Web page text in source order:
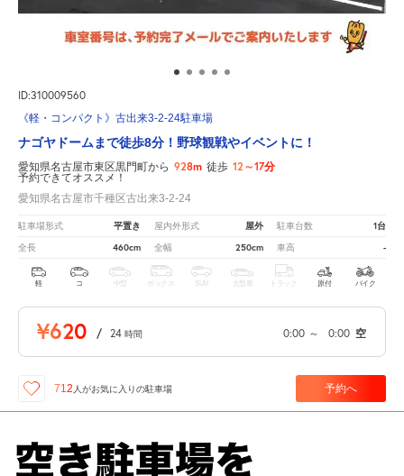
ID:310009560
《軽・コンパクト》古出来3-2-24駐車場
ナゴヤドームまで徒歩8分！野球観戦やイベントに！
愛知県名古屋市東区黒門町から 928m 徒歩 12～17分
予約できてオススメ！
愛知県名古屋市千種区古出来3-2-24
駐車場形式 平置き 屋内外形式 屋外 駐車台数 1台
全長 460cm 全幅 250cm 車高 -
軽 コ 中型 ボックス SUV 大型車 トラック 原付 バイク
¥620 / 24 時間 0:00 ～ 0:00 空
712 人がお気に入りの駐車場 予約へ